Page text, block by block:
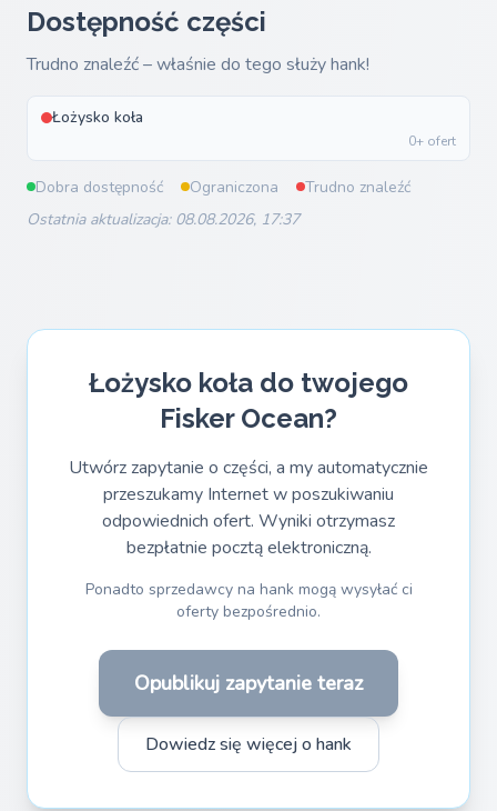
Dostępność części
Trudno znaleźć – właśnie do tego służy hank!
Łożysko koła
0+ ofert
Dobra dostępność Ograniczona
Trudno znaleźć
Ostatnia aktualizacja: 08.08.2026, 17:37
Łożysko koła do twojego
Fisker Ocean?
Utwórz zapytanie o części, a my automatycznie
przeszukamy Internet w poszukiwaniu
odpowiednich ofert. Wyniki otrzymasz
bezpłatnie pocztą elektroniczną.
Ponadto sprzedawcy na hank mogą wysyłać ci
oferty bezpośrednio.
Opublikuj zapytanie teraz
Dowiedz się więcej o hank